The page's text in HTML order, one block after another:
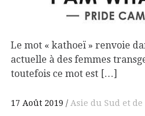
Le mot « kathoeï » renvoie
actuelle à des femmes
toutefois ce mot est […]
17 Août 2019 Asie du Sud et de